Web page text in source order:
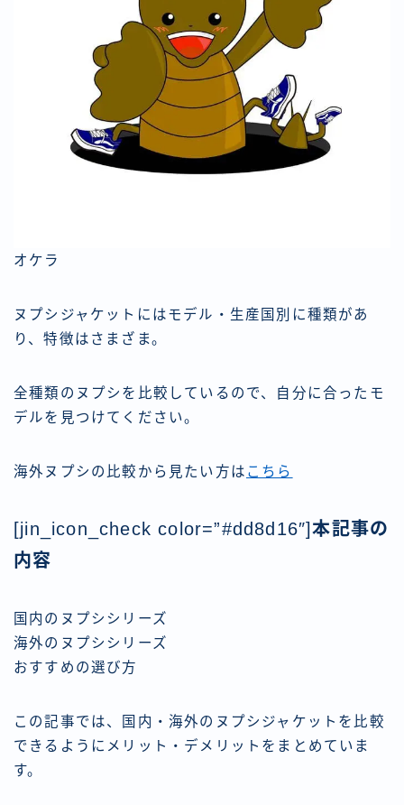
オケラ
ヌプシジャケットにはモデル・生産国別に種類があ
り、特徴はさまざま。
全種類のヌプシを比較しているので、自分に合ったモ
デルを見つけてください。
海外ヌプシの比較から見たい方は こちら
[jin_icon_check color=”#dd8d16″]本記事の
内容
国内のヌプシシリーズ
海外のヌプシシリーズ
おすすめの選び方
この記事では、国内・海外のヌプシジャケットを比較
できるようにメリット・デメリットをまとめていま
す。